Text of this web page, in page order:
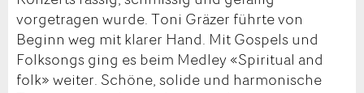
vorgetragen wurde. Toni Gräzer führte von
Beginn weg mit klarer Hand. Mit Gospels und
Folksongs ging es beim Medley «Spiritual and
folk» weiter. Schöne, solide und harmonische